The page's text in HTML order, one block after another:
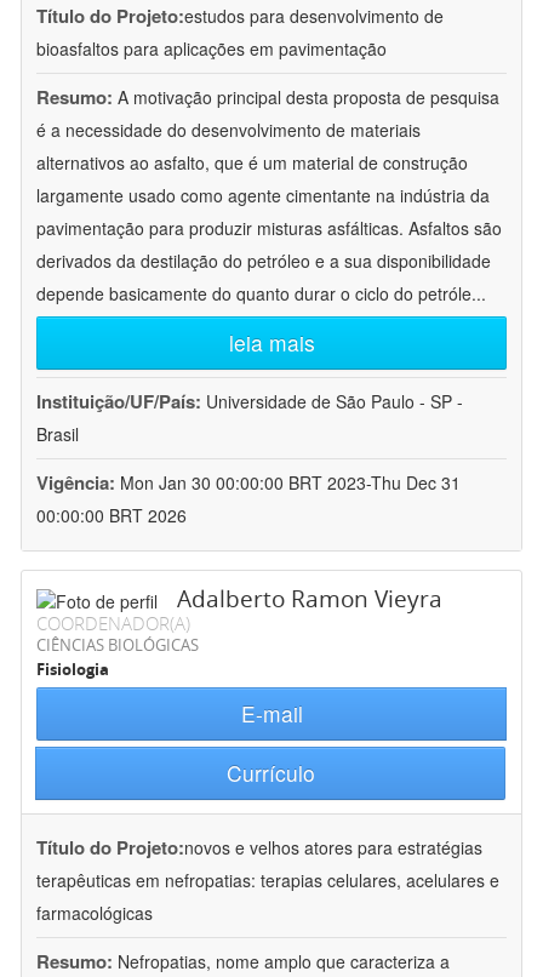
Título do Projeto:estudos para desenvolvimento de
bioasfaltos para aplicações em pavimentação
Resumo: A motivação principal desta proposta de pesquisa
é a necessidade do desenvolvimento de materiais
alternativos ao asfalto, que é um material de construção
largamente usado como agente cimentante na indústria da
pavimentação para produzir misturas asfálticas. Asfaltos são
derivados da destilação do petróleo e a sua disponibilidade
depende basicamente do quanto durar o ciclo do petróle...
leia mais
Instituição/UF/País: Universidade de São Paulo - SP -
Brasil
Vigência: Mon Jan 30 00:00:00 BRT 2023-Thu Dec 31
00:00:00 BRT 2026
Adalberto Ramon Vieyra
COORDENADOR(A)
CIÊNCIAS BIOLÓGICAS
Fisiologia
E-mail
Currículo
Título do Projeto:novos e velhos atores para estratégias
terapêuticas em nefropatias: terapias celulares, acelulares e
farmacológicas
Resumo: Nefropatias, nome amplo que caracteriza a